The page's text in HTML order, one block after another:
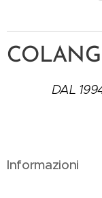
DAL
Informazioni